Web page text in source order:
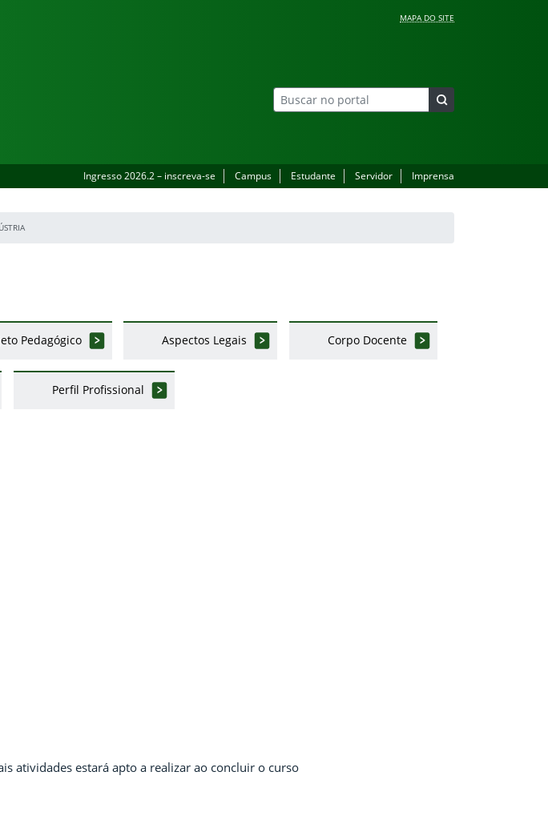
MAPA DO SITE
Ingresso 2026.2 – inscreva-se Campus Estudante Servidor Imprensa
Pedagógico Aspectos Legais Corpo Docente
Perfil Profissional
atividades estará apto a realizar ao concluir o curso